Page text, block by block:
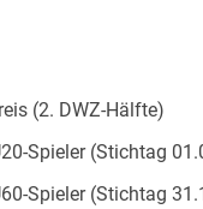
(2. DWZ-Hälfte)
Spieler (Stichtag
Spieler (Stichtag